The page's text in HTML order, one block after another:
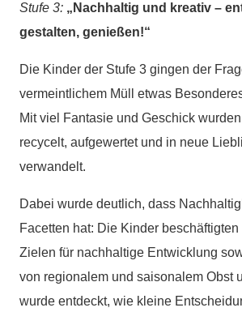
Stufe 3: „Nachhaltig und kreativ –
gestalten, genießen!“
Die Kinder der Stufe 3 gingen der
vermeintlichem Müll etwas
Mit viel Fantasie und Geschick
recycelt, aufgewertet und in neue
verwandelt.
Dabei wurde deutlich, dass
Facetten hat: Die Kinder
Zielen für nachhaltige Entwicklung
von regionalem und saisonalem Obst
wurde entdeckt, wie kleine